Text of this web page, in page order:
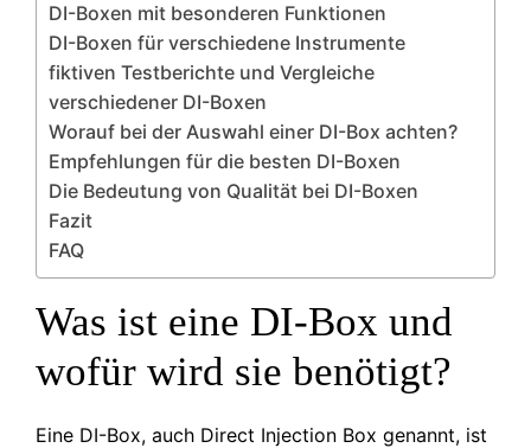
DI-Boxen mit besonderen Funktionen
DI-Boxen für verschiedene Instrumente
fiktiven Testberichte und Vergleiche
verschiedener DI-Boxen
Worauf bei der Auswahl einer DI-Box achten?
Empfehlungen für die besten DI-Boxen
Die Bedeutung von Qualität bei DI-Boxen
Fazit
FAQ
Was ist eine DI-Box und
wofür wird sie benötigt?
Eine DI-Box, auch Direct Injection Box genannt, ist